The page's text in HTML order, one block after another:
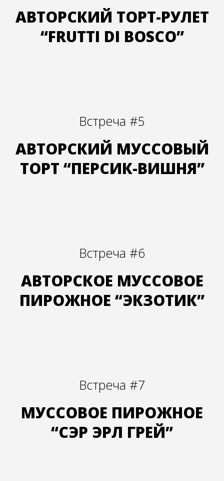
АВТОРСКИЙ ТОРТ-РУЛЕТ
“FRUTTI DI BOSCO”
Встреча #5
АВТОРСКИЙ МУССОВЫЙ
ТОРТ “ПЕРСИК-ВИШНЯ”
Встреча #6
АВТОРСКОЕ МУССОВОЕ
ПИРОЖНОЕ “ЭКЗОТИК”
Встреча #7
МУССОВОЕ ПИРОЖНОЕ
“СЭР ЭРЛ ГРЕЙ”